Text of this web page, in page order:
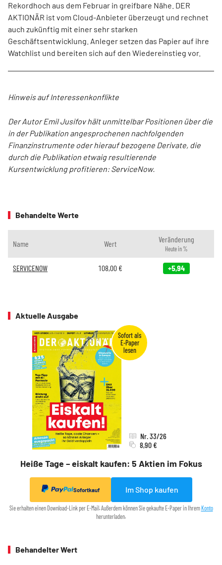
Rekordhoch aus dem Februar in greifbare Nähe. DER
AKTIONÄR ist vom Cloud-Anbieter überzeugt und rechnet
auch zukünftig mit einer sehr starken
Geschäftsentwicklung. Anleger setzen das Papier auf ihre
Watchlist und bereiten sich auf den Wiedereinstieg vor.
Hinweis auf Interessenkonflikte
Der Autor Emil Jusifov hält unmittelbar Positionen über die
in der Publikation angesprochenen nachfolgenden
Finanzinstrumente oder hierauf bezogene Derivate, die
durch die Publikation etwaig resultierende
Kursentwicklung profitieren: ServiceNow.
Behandelte Werte
Name Wert Veränderung
Heute in %
SERVICENOW 108,00€ +5,94
Aktuelle Ausgabe
Heiße Tage – eiskalt kaufen: 5 Aktien im Fokus
Nr. 33/26
8,90 €
Sofortkauf Im Shop kaufen
Sie erhalten einen Download-Link per E-Mail. Außerdem können Sie gekaufte E-Paper in Ihrem Konto
herunterladen.
Behandelter Wert